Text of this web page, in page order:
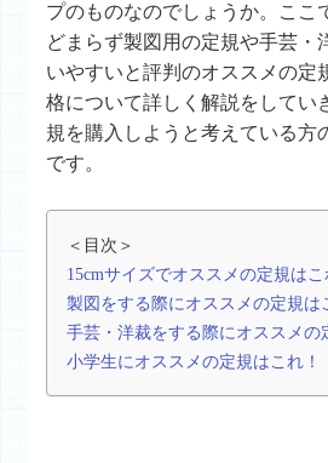
プのものなのでしょうか。ここ
どまらず製図用の定規や手芸・
いやすいと評判のオススメの定
格について詳しく解説をしてい
規を購入しようと考えている方
です。
＜目次＞
15cmサイズでオススメの定規はこ
製図をする際にオススメの定規は
手芸・洋裁をする際にオススメの
小学生にオススメの定規はこれ！